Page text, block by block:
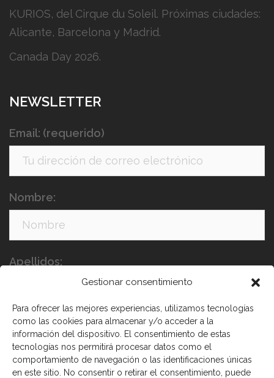
Gestionar consentimiento
Para ofrecer las mejores experiencias, utilizamos tecnologías
como las cookies para almacenar y/o acceder a la
información del dispositivo. El consentimiento de estas
tecnologías nos permitirá procesar datos como el
comportamiento de navegación o las identificaciones únicas
en este sitio. No consentir o retirar el consentimiento, puede
KURIOS, del Cirque du Soleil. Próximas ciudades:
Alicante, Barcelona y Madrid.
Canada Day 2026.
NEWSLETTER
Email: (requerido)
Nombre:
Apellidos: